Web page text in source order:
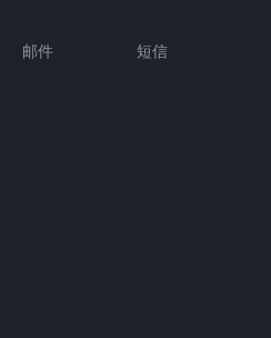
邮件
短信